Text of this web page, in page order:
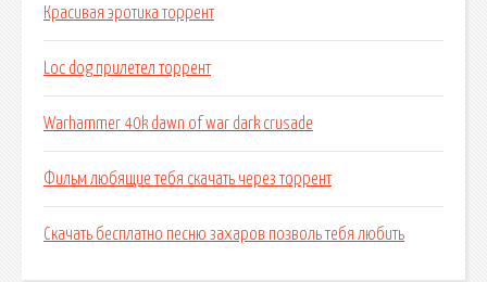
Красивая эротика торрент
Loc dog прилетел торрент
Warhammer 40k dawn of war dark crusade
Фильм любящие тебя скачать через торрент
Скачать бесплатно песню захаров позволь тебя любить